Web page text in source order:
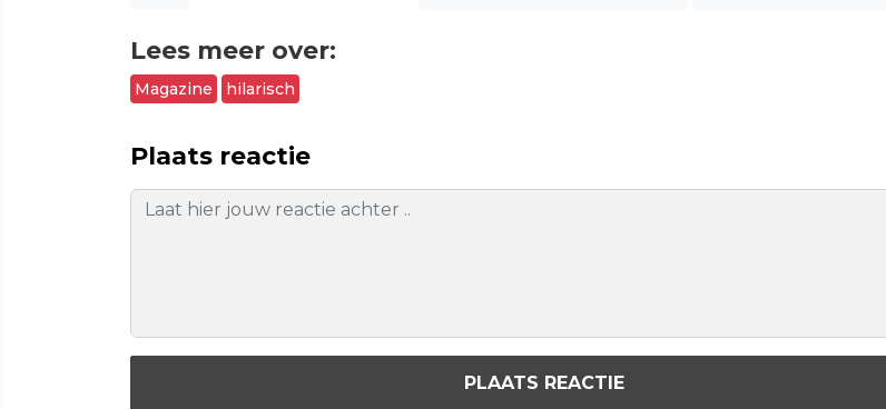
Lees meer over:
Magazine hilarisch
Plaats reactie
PLAATS REACTIE